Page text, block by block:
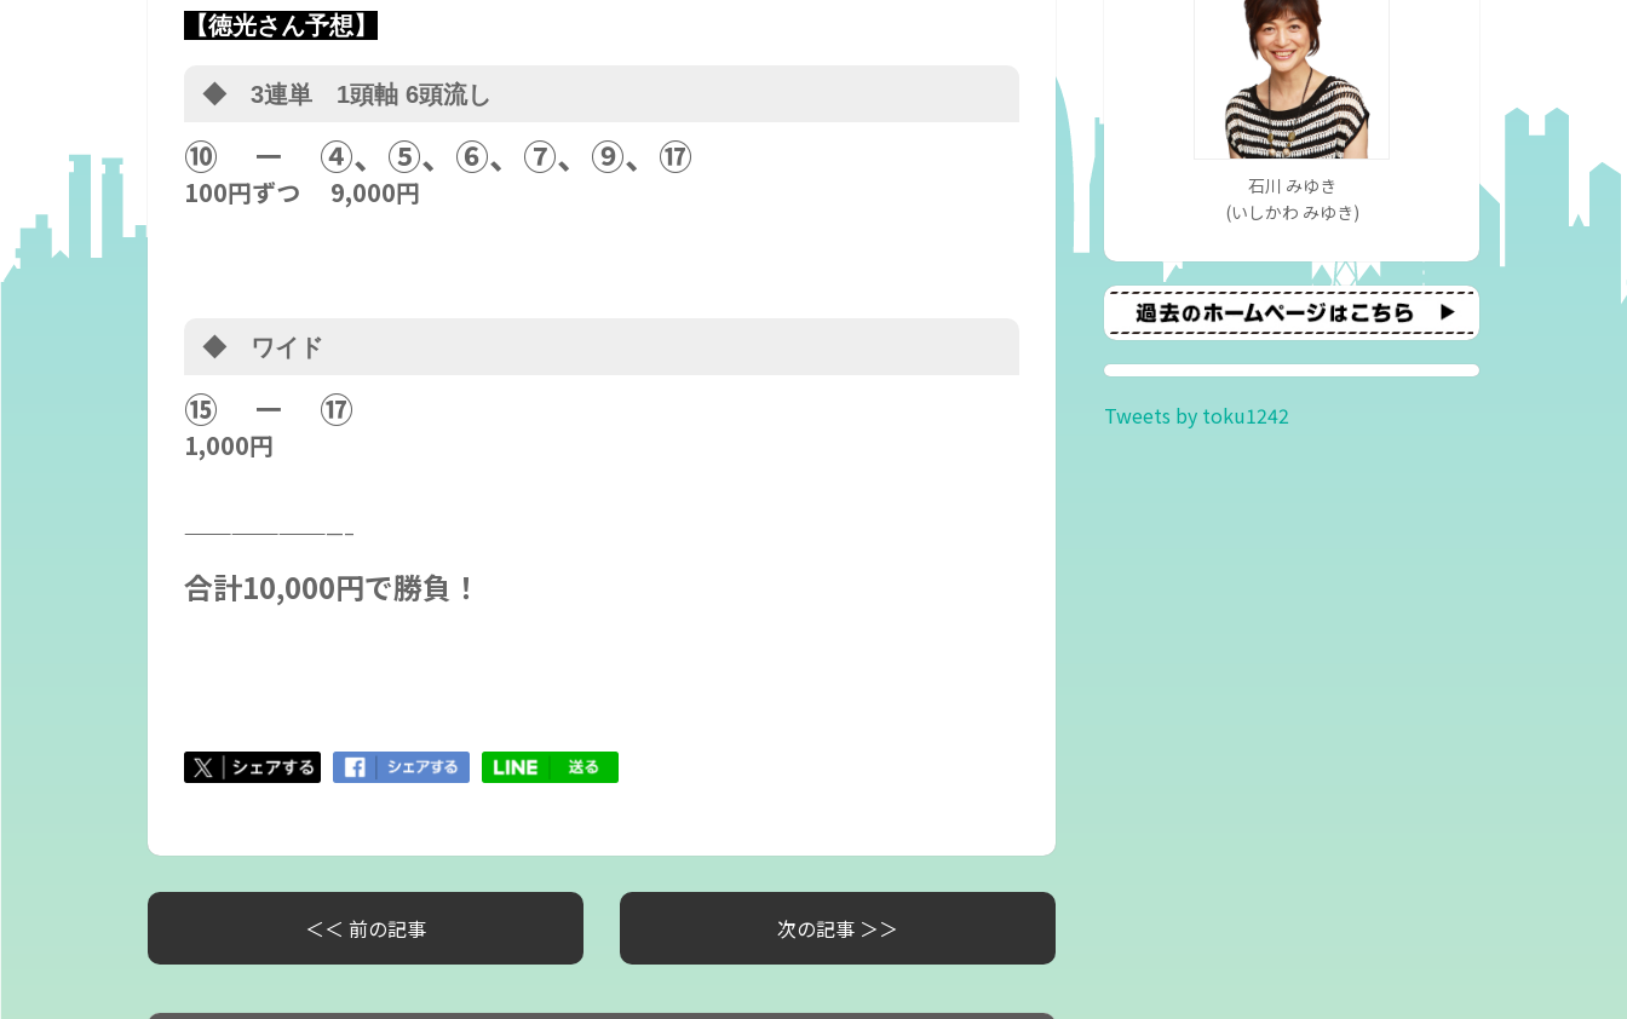
【徳光さん予想】
◆ 3連単 1頭軸 6頭流し
⑩ － ④、⑤、⑥、⑦、⑨、⑰
100円ずつ 9,000円
◆ ワイド
⑮ － ⑰
1,000円
——————————–
合計10,000円で勝負！
＜＜ 前の記事 次の記事 ＞＞
石川 みゆき
(いしかわ みゆき)
Tweets by toku1242